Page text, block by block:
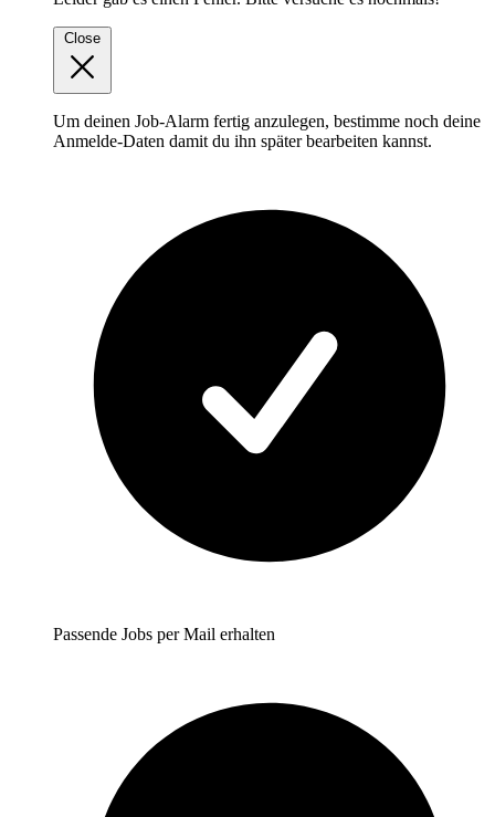
Close
Um deinen Job-Alarm fertig anzulegen, bestimme noch deine
Anmelde-Daten damit du ihn später bearbeiten kannst.
Passende Jobs per Mail erhalten